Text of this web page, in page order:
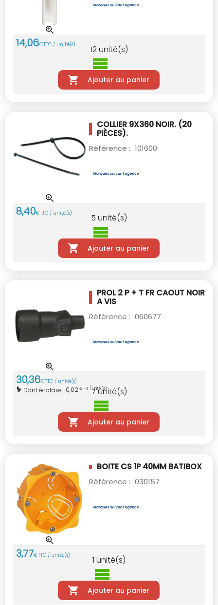
14,06€TTC / unité(s) 12unité(s)
Ajouter au panier
COLLIER 9X360 NOIR. (20
PIÈCES).
Référence : 101600
8,40€TTC / unité(s) 5 unité(s)
Ajouter au panier
PROL 2 P + T FR CAOUT NOIR
A VIS
Référence : 060677
30,36€TTC / unité(s)
Dont écotaxe : 0,02€ HT / unité(s)
7unité(s)
Ajouter au panier
BOITE CS 1P 40MM BATIBOX
Référence : 030157
3,77€TTC / unité(s) 1 unité(s)
Ajouter au panier